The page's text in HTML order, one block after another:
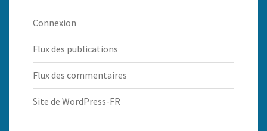
Connexion
Flux des publications
Flux des commentaires
Site de WordPress-FR